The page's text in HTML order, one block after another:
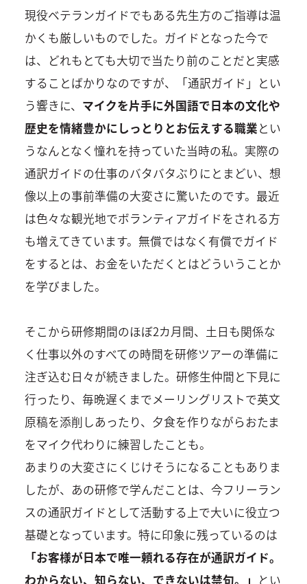
現役ベテランガイドでもある先生方のご指導は温
かくも厳しいものでした。ガイドとなった今で
は、どれもとても大切で当たり前のことだと実感
することばかりなのですが、「通訳ガイド」とい
う響きに、 マイクを片手に外国語で日本の文化や
歴史を情緒豊かにしっとりとお伝えする職業とい
うなんとなく憧れを持っていた当時の私。実際の
通訳ガイドの仕事のバタバタぶりにとまどい、想
像以上の事前準備の大変さに驚いたのです。最近
は色々な観光地でボランティアガイドをされる方
も増えてきています。無償ではなく有償でガイド
をするとは、お金をいただくとはどういうことか
を学びました。
そこから研修期間のほぼ2カ月間、土日も関係な
く仕事以外のすべての時間を研修ツアーの準備に
注ぎ込む日々が続きました。研修生仲間と下見に
行ったり、毎晩遅くまでメーリングリストで英文
原稿を添削しあったり、夕食を作りながらおたま
をマイク代わりに練習したことも。
あまりの大変さにくじけそうになることもありま
したが、あの研修で学んだことは、今フリーラン
スの通訳ガイドとして活動する上で大いに役立つ
基礎となっています。特に印象に残っているのは
「お客様が日本で唯一頼れる存在が通訳ガイド。
わからない、知らない、できないは禁句。」 とい